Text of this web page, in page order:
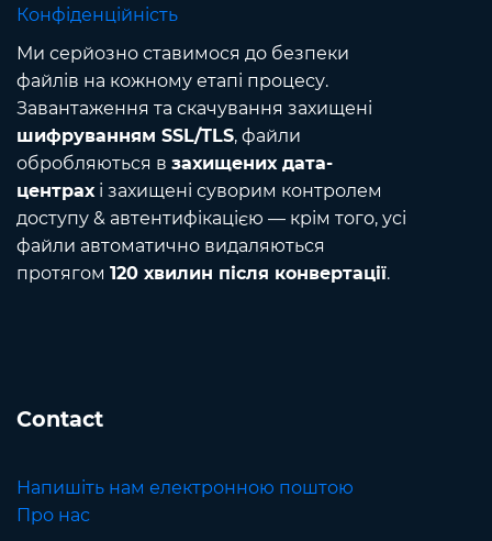
Конфіденційність
Ми серйозно ставимося до безпеки
файлів на кожному етапі процесу.
Завантаження та скачування захищені
шифруванням SSL/TLS, файли
обробляються в захищених дата-
центрахі захищені суворим контролем
доступу & автентифікацією — крім того, усі
файли автоматично видаляються
протягом 120 хвилин після конвертації.
Contact
Напишіть нам електронною поштою
Про нас